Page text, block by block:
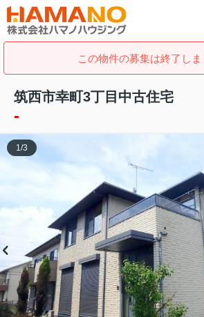
この物件の募集は終了しま
筑西市幸町3丁目中古住宅
-
1/3